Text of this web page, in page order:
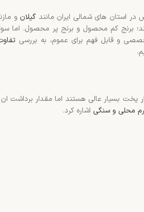
استان های شمالی ایران مانند گیلانو
برنج کم محصول و برنج پر محصول. اما
و قابل فهم برای عموم، به بررسی
پخت بسیار عالی هستند اما مقدار برداشت ان
محلی و سنگی اشاره کرد.